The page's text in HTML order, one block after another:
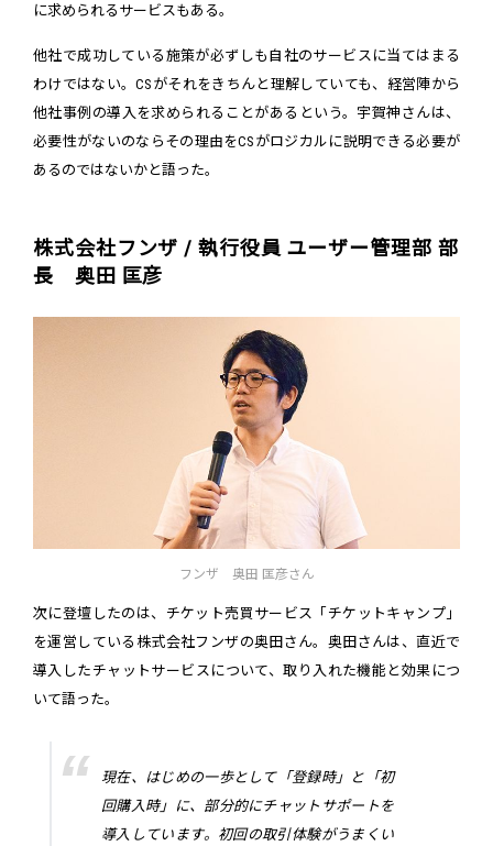
に求められるサービスもある。
他社で成功している施策が必ずしも自社のサービスに当てはまる
わけではない。CSがそれをきちんと理解していても、経営陣から
他社事例の導入を求められることがあるという。宇賀神さんは、
必要性がないのならその理由をCSがロジカルに説明できる必要が
あるのではないかと語った。
株式会社フンザ / 執行役員 ユーザー管理部 部
長 奥田 匡彦
フンザ 奥田 匡彦さん
次に登壇したのは、チケット売買サービス「チケットキャンプ」
を運営している株式会社フンザの奥田さん。奥田さんは、直近で
導入したチャットサービスについて、取り入れた機能と効果につ
いて語った。
現在、はじめの一歩として「登録時」と「初
回購入時」に、部分的にチャットサポートを
導入しています。初回の取引体験がうまくい